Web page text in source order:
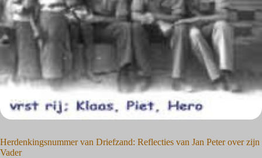
Herdenkingsnummer van Driefzand: Reflecties van Jan Peter over zijn
Vader